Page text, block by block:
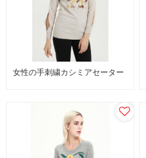
女性の手刺繍カシミアセーター